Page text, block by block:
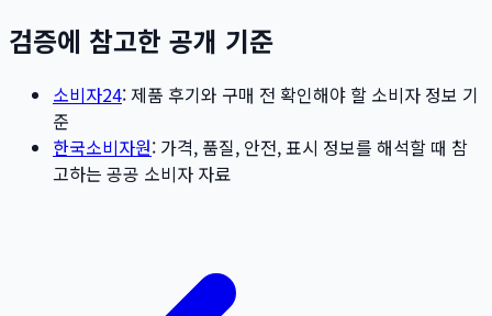
검증에 참고한 공개 기준
소비자24: 제품 후기와 구매 전 확인해야 할 소비자 정보 기
준
한국소비자원: 가격, 품질, 안전, 표시 정보를 해석할 때 참
고하는 공공 소비자 자료